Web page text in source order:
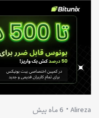
Alireza 6 ماه پیش